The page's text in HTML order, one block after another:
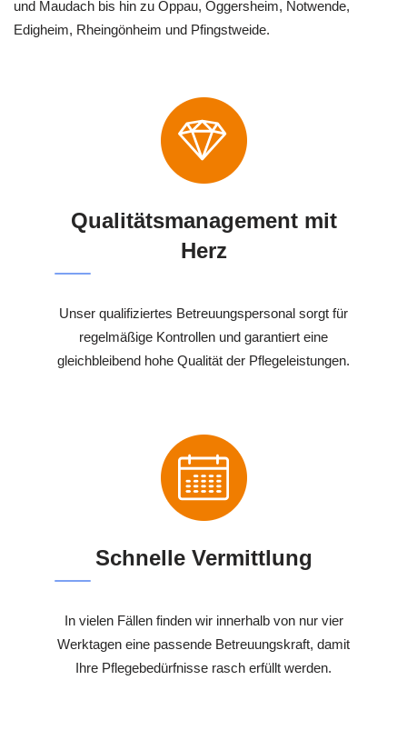
und Maudach bis hin zu Oppau, Oggersheim, Notwende,
Edigheim, Rheingönheim und Pfingstweide.
Qualitätsmanagement mit
Herz
Unser qualifiziertes Betreuungspersonal sorgt für
regelmäßige Kontrollen und garantiert eine
gleichbleibend hohe Qualität der Pflegeleistungen.
Schnelle Vermittlung
In vielen Fällen finden wir innerhalb von nur vier
Werktagen eine passende Betreuungskraft, damit
Ihre Pflegebedürfnisse rasch erfüllt werden.